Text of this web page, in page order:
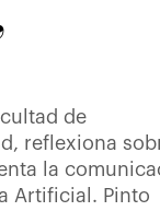
de
reflexiona
la
Artificial. Pinto